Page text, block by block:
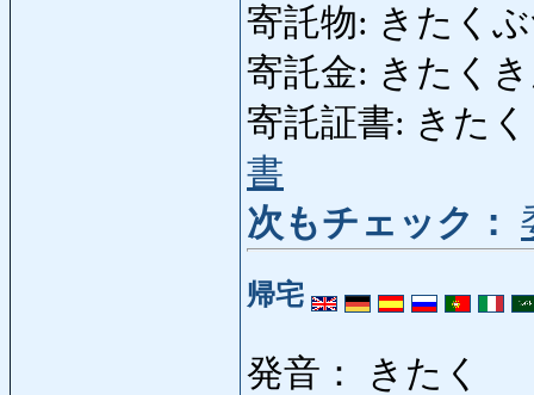
寄託物: きたく
寄託金: きたくき
寄託証書: きた
書
次もチェック：
帰宅
発音： きたく